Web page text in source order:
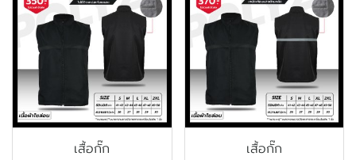
เสื้อกั๊ก เสื้อกั๊ก